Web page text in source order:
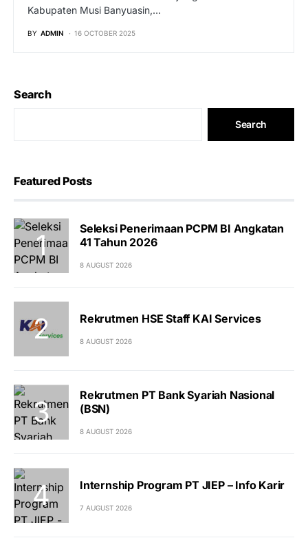
Kabupaten Musi Banyuasin,…
BY ADMIN 16 OCTOBER 2025
Search
Search
Featured Posts
Seleksi Penerimaan PCPM BI Angkatan
41 Tahun 2026
8 AUGUST 2026
Rekrutmen HSE Staff KAI Services
8 AUGUST 2026
Rekrutmen PT Bank Syariah Nasional
(BSN)
8 AUGUST 2026
Internship Program PT JIEP – Info Karir
7 AUGUST 2026